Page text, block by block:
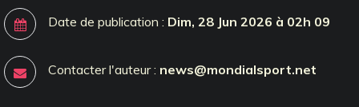
Date de publication : Dim, 28 Jun 2026 à 02h 09
Contacter l'auteur : news@mondialsport.net